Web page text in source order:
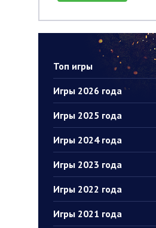
Топ игры
Игры 2026 года
Игры 2025 года
Игры 2024 года
Игры 2023 года
Игры 2022 года
Игры 2021 года